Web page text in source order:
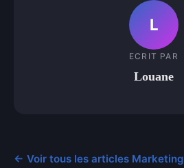
L
ECRIT PAR
Louane
← Voir tous les articles Marketing